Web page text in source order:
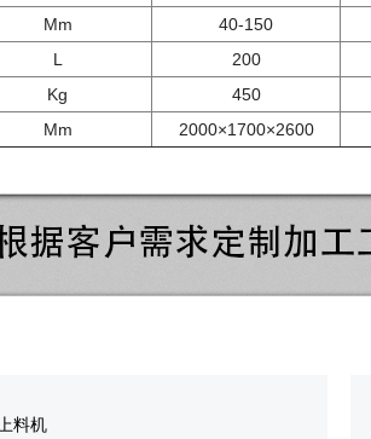
Mm 40-150
L 200
Kg 450
Mm 2000×1700×2600
料机